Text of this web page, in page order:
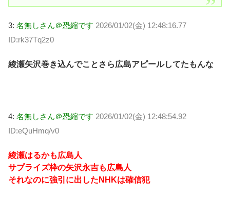
3: 名無しさん＠恐縮です 2026/01/02(金) 12:48:16.77
ID:rk37Tq2z0
綾瀬矢沢巻き込んでことさら広島アピールしてたもんな
4: 名無しさん＠恐縮です 2026/01/02(金) 12:48:54.92
ID:eQuHmq/v0
綾瀬はるかも広島人
サプライズ枠の矢沢永吉も広島人
それなのに強引に出したNHKは確信犯